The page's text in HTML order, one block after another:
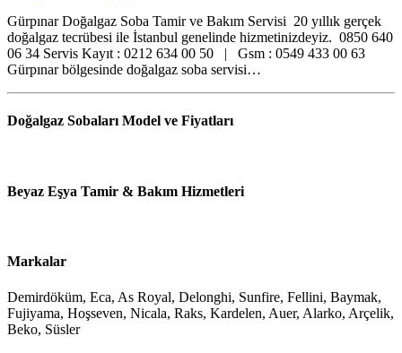
Gürpınar Doğalgaz Soba Tamir ve Bakım Servisi 20 yıllık gerçek
doğalgaz tecrübesi ile İstanbul genelinde hizmetinizdeyiz. 0850 640
06 34 Servis Kayıt : 0212 634 00 50 | Gsm : 0549 433 00 63
Gürpınar bölgesinde doğalgaz soba servisi…
Doğalgaz Sobaları Model ve Fiyatları
Beyaz Eşya Tamir & Bakım Hizmetleri
Markalar
Demirdöküm, Eca, As Royal, Delonghi, Sunfire, Fellini, Baymak,
Fujiyama, Hoşseven, Nicala, Raks, Kardelen, Auer, Alarko, Arçelik,
Beko, Süsler